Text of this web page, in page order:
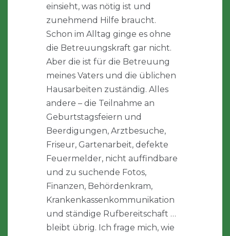
einsieht, was nötig ist und
zunehmend Hilfe braucht.
Schon im Alltag ginge es ohne
die Betreuungskraft gar nicht.
Aber die ist für die Betreuung
meines Vaters und die üblichen
Hausarbeiten zuständig. Alles
andere – die Teilnahme an
Geburtstagsfeiern und
Beerdigungen, Arztbesuche,
Friseur, Gartenarbeit, defekte
Feuermelder, nicht auffindbare
und zu suchende Fotos,
Finanzen, Behördenkram,
Krankenkassenkommunikation
und ständige Rufbereitschaft …
bleibt übrig. Ich frage mich, wie